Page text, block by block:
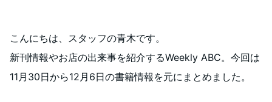
こんにちは、スタッフの青木です。
新刊情報やお店の出来事を紹介するWeekly ABC。今回は
11月30日から12月6日の書籍情報を元にまとめました。